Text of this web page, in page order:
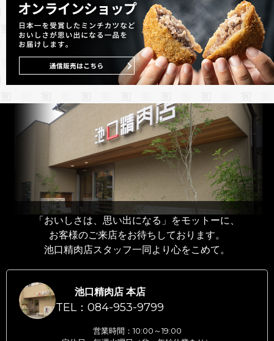
「おいしさは、思い出になる」をモットーに、
お客様のご来店をお待ちしております。
池口精肉店スタッフ一同より心をこめて。
池口精肉店 本店
TEL：084-953-9799
営業時間：10:00～19:00